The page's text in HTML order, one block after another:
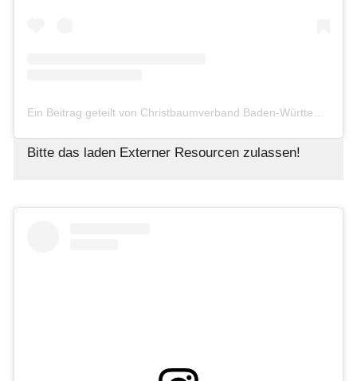
Bitte das laden Externer Resourcen zulassen!